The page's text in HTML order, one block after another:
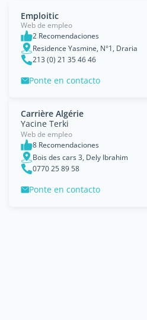
Emploitic
Web de empleo
2 Recomendaciones
Residence Yasmine, N°1, Draria
213 (0) 21 35 46 46
Ponte en contacto
Carrière Algérie
Yacine Terki
Web de empleo
8 Recomendaciones
Bois des cars 3, Dely Ibrahim
0770 25 89 58
Ponte en contacto